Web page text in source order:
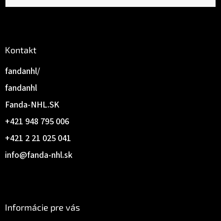
Kontakt
info@fanda-nhl.sk
+421 2 21 025 041
+421 948 795 006
Fanda-NHL.SK
fandanhl
fandanhl/
Informácie pre vás